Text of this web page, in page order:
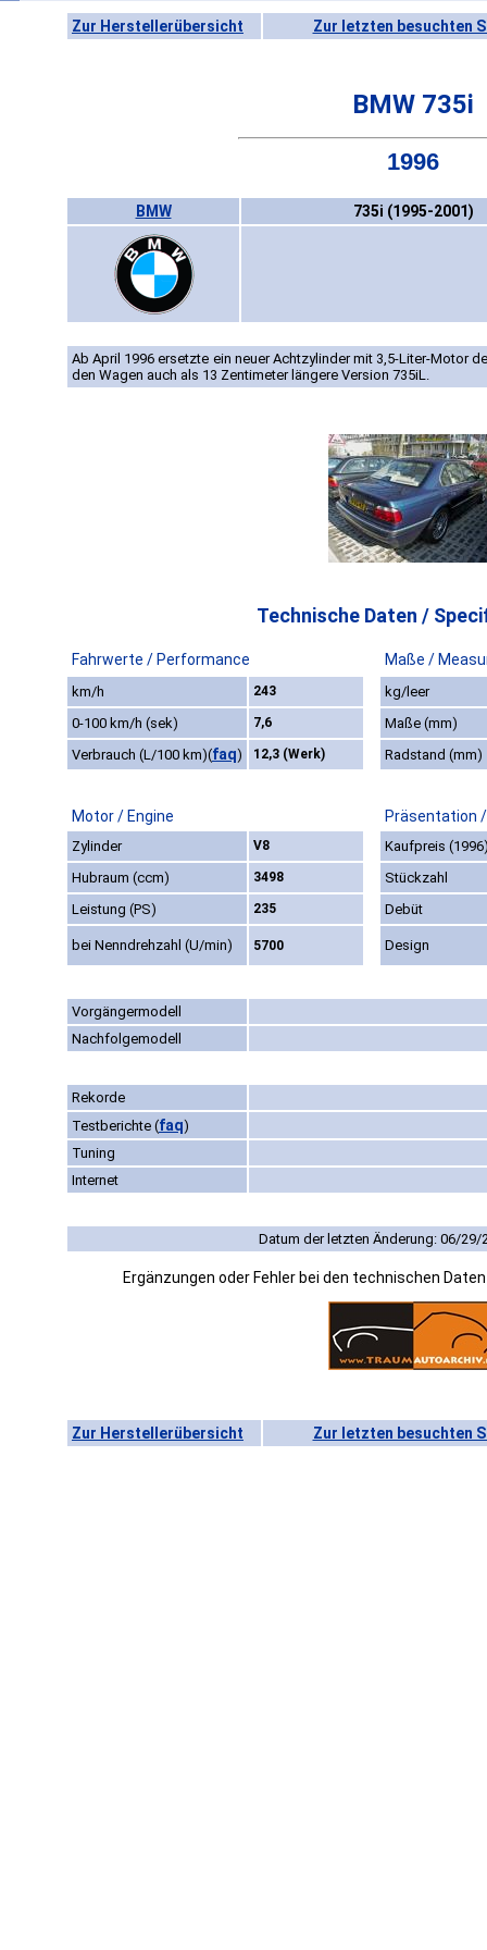
Zur Herstellerübersicht Zur letzten besuchten
BMW 735i
1996
BMW 735i (1995-2001)
Ab April 1996 ersetzte ein neuer Achtzylinder mit 3,5-Liter-Motor
den Wagen auch als 13 Zentimeter längere Version 735iL.
Technische Daten /
Fahrwerte / Performance Maße /
km/h 243
kg/leer
0-100 km/h (sek)
7,6
Maße (mm)
Verbrauch (L/100 km)(faq) 12,3 (Werk) Radstand (mm)
Motor / Engine Präsentation
Zylinder V8
Kaufpreis
Hubraum (ccm)
3498
Stückzahl
Leistung (PS)
235 Debüt
bei Nenndrehzahl (U/min) 5700 Design
Vorgängermodell
Nachfolgemodell
Rekorde
Testberichte (faq)
Tuning
Internet
Datum der letzten Änderung: 06/29/
Ergänzungen oder Fehler bei den technischen
Zur Herstellerübersicht Zur letzten besuchten